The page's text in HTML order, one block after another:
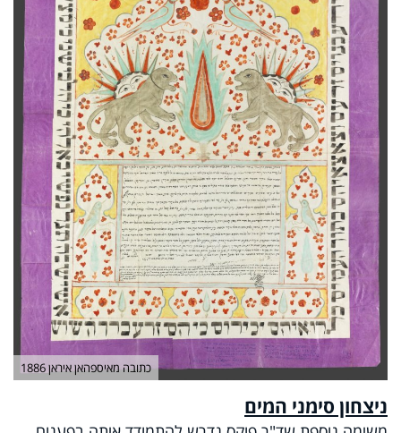
כתובה מאיספהאן איראן 1886
ניצחון סימני המים